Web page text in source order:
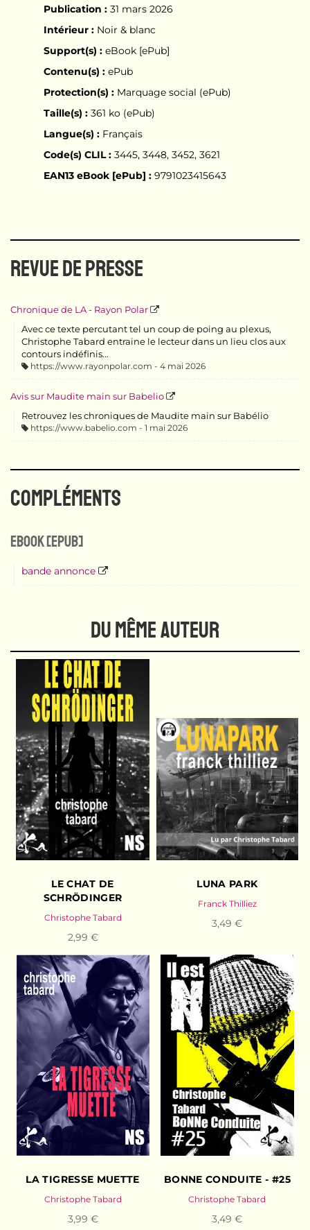
Publication :31 mars 2026
Intérieur :Noir & blanc
Support(s) :eBook [ePub]
Contenu(s) :ePub
Protection(s) :Marquage social (ePub)
Taille(s) :361 ko (ePub)
Langue(s) :Français
Code(s) CLIL :3445, 3448, 3452, 3621
EAN13 eBook [ePub] :9791023415643
REVUE DE PRESSE
Chronique de LA - Rayon Polar
Avec ce texte percutant tel un coup de poing au plexus,
Christophe Tabard entraine le lecteur dans un lieu clos aux
contours indéfinis...
https://www.rayonpolar.com 4 mai 2026
Avis sur Maudite main sur Babelio
Retrouvez les chroniques de Maudite main sur Babélio
https://www.babelio.com 1 mai 2026
COMPLÉMENTS
eBook [ePub]
bande annonce
DU MÊME AUTEUR
LE CHAT DE
SCHRÖDINGER
Christophe Tabard
2,99 €
LUNA PARK
Franck Thilliez
3,49 €
LA TIGRESSE MUETTE
Christophe Tabard
3,99 €
BONNE CONDUITE - #25
Christophe Tabard
3,49 €